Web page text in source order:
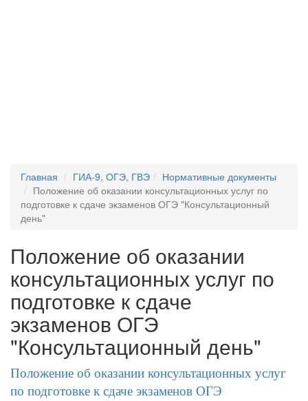
Главная ГИА-9, ОГЭ, ГВЭ
Нормативные документы
Положение об оказании консультационных услуг по
подготовке к сдаче экзаменов ОГЭ "Консультационный
день"
Положение об оказании
консультационных услуг по
подготовке к сдаче
экзаменов ОГЭ
"Консультационный день"
Положение об оказании консультационных услуг
по подготовке к сдаче экзаменов ОГЭ